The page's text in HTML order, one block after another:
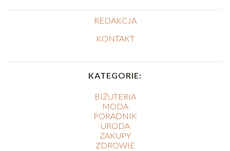
REDAKCJA
KONTAKT
KATEGORIE:
BIŻUTERIA
MODA
PORADNIK
URODA
ZAKUPY
ZDROWIE